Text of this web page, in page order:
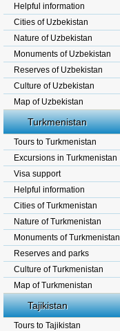
Helpful information
Cities of Uzbekistan
Nature of Uzbekistan
Monuments of Uzbekistan
Reserves of Uzbekistan
Culture of Uzbekistan
Map of Uzbekistan
Turkmenistan
Tours to Turkmenistan
Excursions in Turkmenistan
Visa support
Helpful information
Cities of Turkmenistan
Nature of Turkmenistan
Monuments of Turkmenistan
Reserves and parks
Culture of Turkmenistan
Map of Turkmenistan
Tajikistan
Tours to Tajikistan